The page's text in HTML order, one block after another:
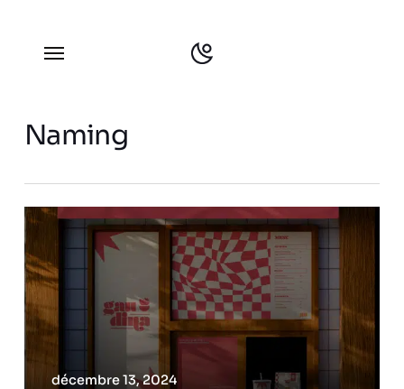
Menu
Naming
décembre 13, 2024